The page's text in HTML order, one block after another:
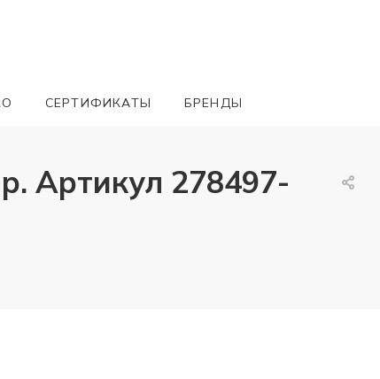
СЕРТИФИКАТЫ БРЕНДЫ
Артикул 278497-